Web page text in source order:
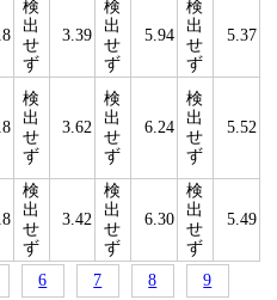
検
出
せ
ず
3.39
検
出
せ
ず
5.94
検
出
せ
ず
5.37
検
出
せ
ず
3.62
検
出
せ
ず
6.24
検
出
せ
ず
5.52
検
出
せ
ず
3.42
検
出
せ
ず
6.30
検
出
せ
ず
5.49
6 7 8 9